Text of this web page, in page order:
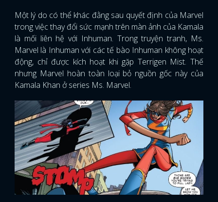
Một lý do có thể khác đằng sau quyết định của Marvel
trong việc thay đổi sức mạnh trên màn ảnh của Kamala
là mối liên hệ với Inhuman. Trong truyện tranh, Ms.
Marvel là Inhuman với các tế bào Inhuman không hoạt
động, chỉ được kích hoạt khi gặp Terrigen Mist. Thế
nhưng Marvel hoàn toàn loại bỏ nguồn gốc này của
Kamala Khan ở series Ms. Marvel.